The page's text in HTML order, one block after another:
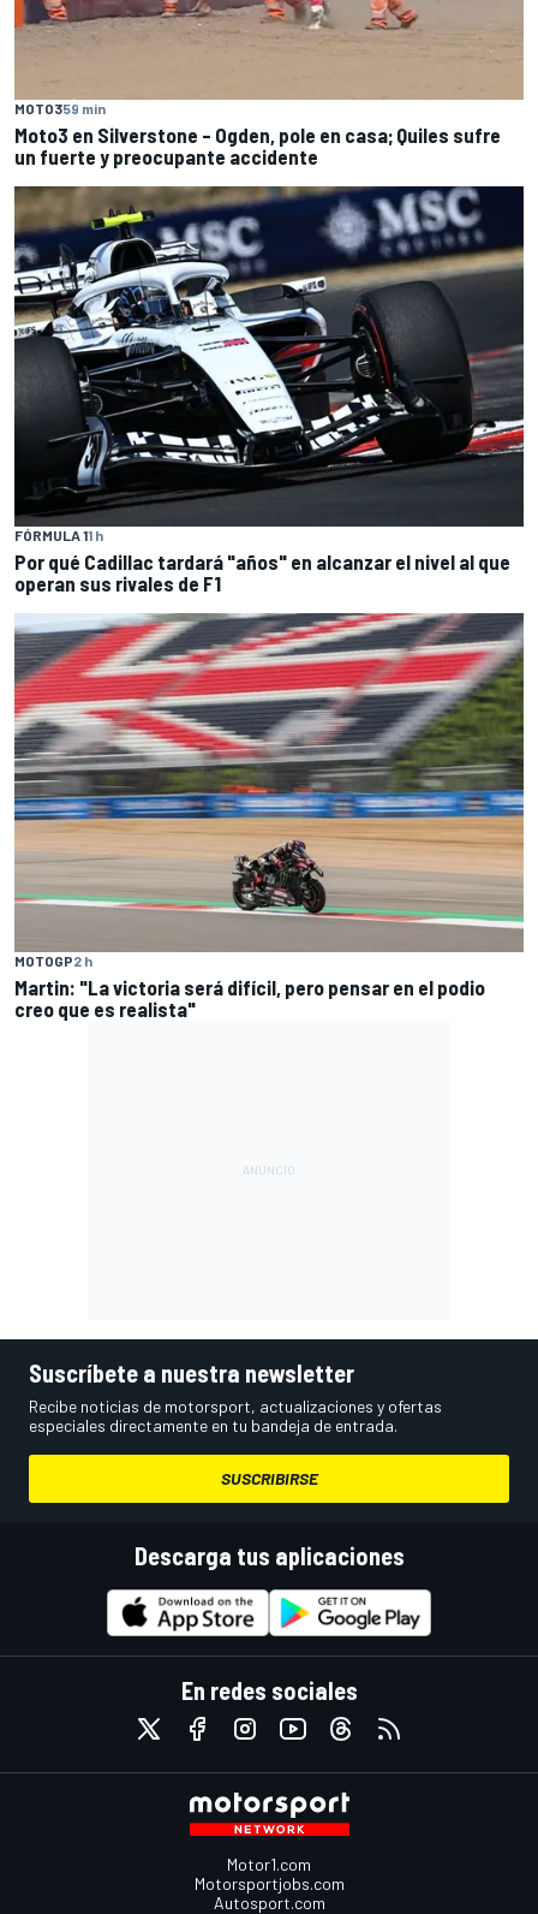
MOTO359 min
Moto3 en Silverstone – Ogden, pole en casa; Quiles sufre
un fuerte y preocupante accidente
FÓRMULA 11 h
Por qué Cadillac tardará "años" en alcanzar el nivel al que
operan sus rivales de F1
MOTOGP2 h
Martin: "La victoria será difícil, pero pensar en el podio
creo que es realista"
Suscríbete a nuestra newsletter
Recibe noticias de motorsport, actualizaciones y ofertas
especiales directamente en tu bandeja de entrada.
SUSCRIBIRSE
Descarga tus aplicaciones
En redes sociales
Motor1.com
Motorsportjobs.com
Autosport.com